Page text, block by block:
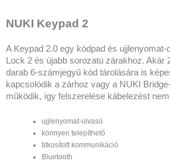
NUKI Keypad 2
A Keypad 2.0 egy kódpad és
Lock 2 és újabb sorozatú zárakhoz. Akár
darab 6-számjegyű kód tárolására is
kapcsolódik a zárhoz vagy a NUKI
működik, így felszerelése kábelezést
ujjlenyomat-olvasó
könnyen telepíthető
titkosított kommunikáció
Bluetooth